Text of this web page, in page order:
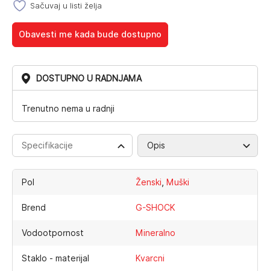
Sačuvaj u listi želja
Obavesti me kada bude dostupno
DOSTUPNO U RADNJAMA
Trenutno nema u radnji
Specifikacije Opis
Pol Ženski, Muški
Brend G-SHOCK
Vodootpornost Mineralno
Staklo - materijal Kvarcni